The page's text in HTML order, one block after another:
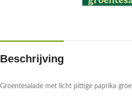
Beschrijving
Groentesalade met licht pittige paprika